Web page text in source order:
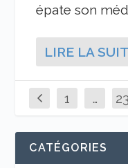
épate son
LIRE LA
1 … 23
CATÉGORIES